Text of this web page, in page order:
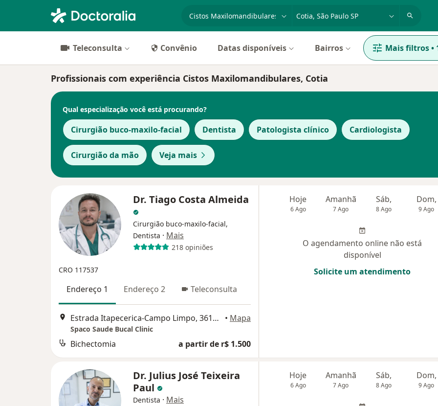
Teleconsulta Convênio Datas disponíveis Bairros Mais filtros•
Profissionais com experiência Cistos Maxilomandibulares, Cotia
Qual especialização você está procurando?
Cirurgião buco-maxilo-facial Dentista Patologista clínico Cardiologista
Cirurgião da mão Veja mais
Dr. Tiago Costa Almeida
Cirurgião buco-maxilo-facial,
Dentista · Mais
218 opiniões
CRO 117537
Endereço 1 Endereço 2 Teleconsulta
Estrada Itapecerica-Campo Limpo, 3612, Embu das Artes • Mapa
Spaco Saude Bucal Clinic
Bichectomia a partir de r$ 1.500
Hoje
6 Ago
Amanhã
7 Ago
Sáb,
8 Ago
Dom,
9 Ago
O agendamento online não está
disponível
Solicite um atendimento
Dr. Julius José Teixeira
Paul
Dentista · Mais
Hoje
6 Ago
Amanhã
7 Ago
Sáb,
8 Ago
Dom,
9 Ago